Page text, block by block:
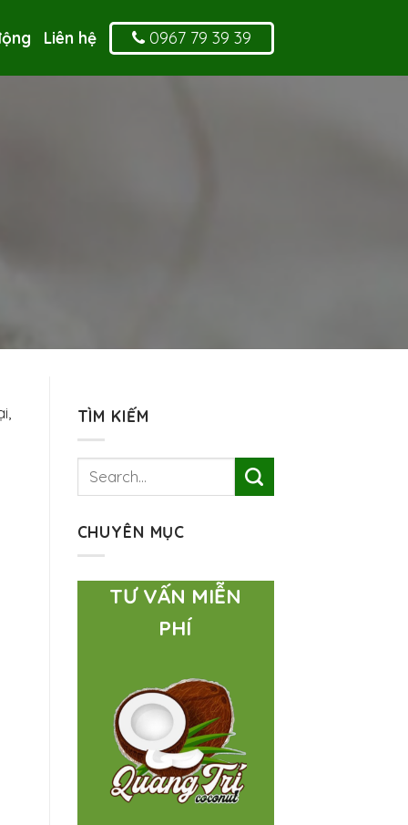
Liên hệ 0967 79 39 39
TÌM KIẾM
CHUYÊN MỤC
TƯ VẤN MIỄN
PHÍ